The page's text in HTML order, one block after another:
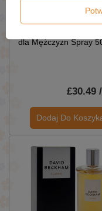
Cristiano Ronaldo CR7
dla Mężczyzn Spray
£30.49
Dodaj Do